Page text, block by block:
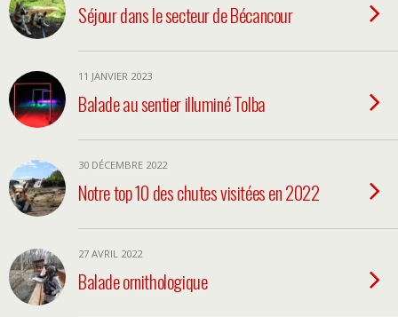
Séjour dans le secteur de Bécancour
11 JANVIER 2023
Balade au sentier illuminé Tolba
30 DÉCEMBRE 2022
Notre top 10 des chutes visitées en 2022
27 AVRIL 2022
Balade ornithologique